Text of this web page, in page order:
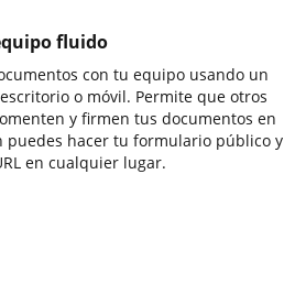
fluido
con tu equipo usando un
o móvil. Permite que otros
y firmen tus documentos en
puedes hacer tu formulario público y
en cualquier lugar.